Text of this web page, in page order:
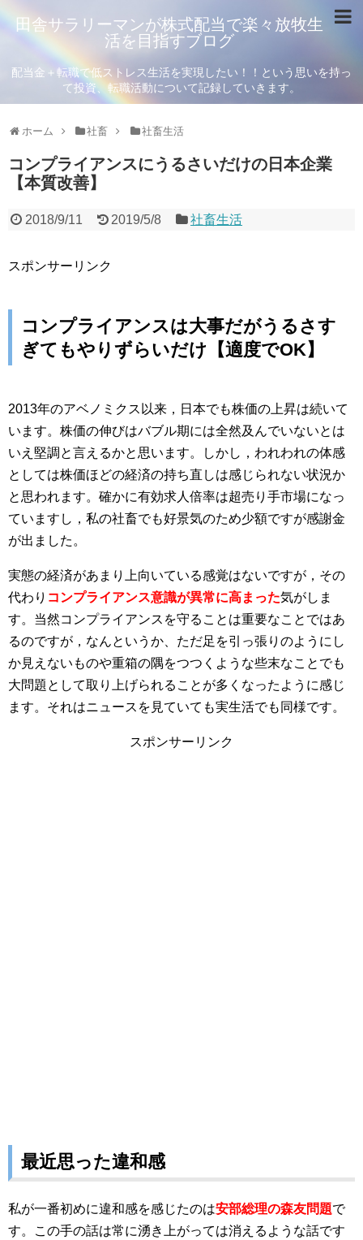
田舎サラリーマンが株式配当で楽々放牧生
活を目指すブログ
配当金＋転職で低ストレス生活を実現したい！！という思いを持っ
て投資、転職活動について記録していきます。
ホーム 社畜 社畜生活
コンプライアンスにうるさいだけの日本企業
【本質改善】
2018/9/11 2019/5/8 社畜生活
スポンサーリンク
コンプライアンスは大事だがうるさす
ぎてもやりずらいだけ【適度でOK】
2013年のアベノミクス以来，日本でも株価の上昇は続いて
います。株価の伸びはバブル期には全然及んでいないとは
いえ堅調と言えるかと思います。しかし，われわれの体感
としては株価ほどの経済の持ち直しは感じられない状況か
と思われます。確かに有効求人倍率は超売り手市場になっ
ていますし，私の社畜でも好景気のため少額ですが感謝金
が出ました。
実態の経済があまり上向いている感覚はないですが，その
代わり コンプライアンス意識が異常に高まった気がしま
す。当然コンプライアンスを守ることは重要なことではあ
るのですが，なんというか、ただ足を引っ張りのようにし
か見えないものや重箱の隅をつつくような些末なことでも
大問題として取り上げられることが多くなったように感じ
ます。それはニュースを見ていても実生活でも同様です。
スポンサーリンク
最近思った違和感
私が一番初めに違和感を感じたのは安部総理の森友問題で
す。この手の話は常に湧き上がっては消えるような話です